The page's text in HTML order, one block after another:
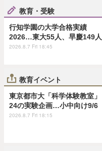
教育・受験
行知学園の大学合格実績
2026…東大55人、早慶149人
2026.8.7 Fri 18:45
教育イベント
東京都市大「科学体験教室」
24の実験企画…小中向け9/6
2026.8.7 Fri 18:15